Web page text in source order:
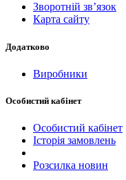
Зворотній зв’язок
Карта сайту
Додатково
Виробники
Особистий кабінет
Особистий кабінет
Історія замовлень
Розсилка новин